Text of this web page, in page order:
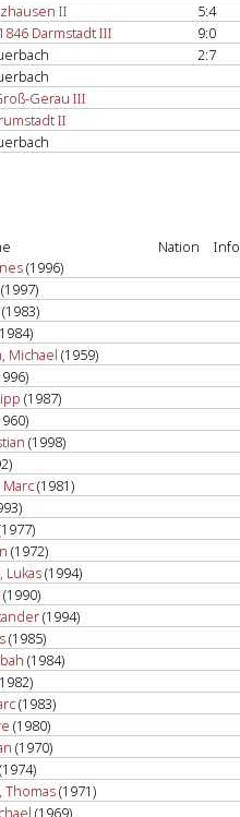
II 5:4
Darmstadt III 9:0
2:7
Gerau III
II
Nation Info
(1996)
(1997)
(1983)
Michael (1959)
(1987)
(1998)
(1981)
(1972)
Lukas(1994)
(1990)
(1994)
(1985)
(1984)
(1983)
(1980)
(1970)
(1974)
Thomas(1971)
(1969)